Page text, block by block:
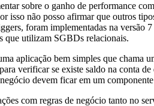
sobre o ganho de performance
isso não posso afirmar que outros
foram implementadas na versão
que utilizam SGBDs relacionais.
aplicação bem simples que chama
verificar se existe saldo na conta
devem ficar em um
com regras de negócio tanto no